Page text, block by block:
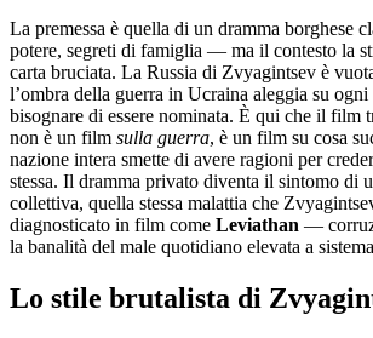
La premessa è quella di un dramma borghese
potere, segreti di famiglia — ma il contesto la
carta bruciata. La Russia di Zvyagintsev è
l’ombra della guerra in Ucraina aleggia su ogni
bisognare di essere nominata. È qui che il film
non è un film sulla guerra, è un film su cosa
nazione intera smette di avere ragioni per
stessa. Il dramma privato diventa il sintomo di
collettiva, quella stessa malattia che
diagnosticato in film come Leviathan —
la banalità del male quotidiano elevata a
Lo stile brutalista di